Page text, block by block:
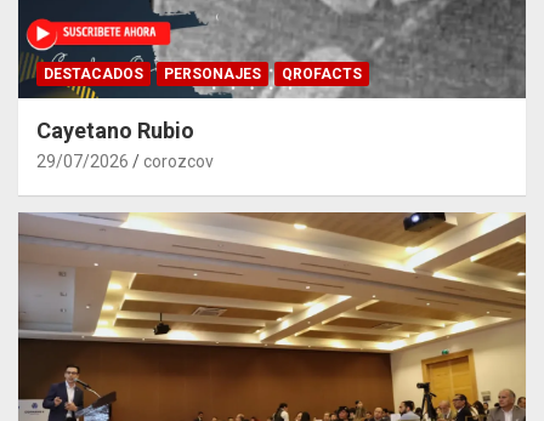
DESTACADOS PERSONAJES QROFACTS
Cayetano Rubio
29/07/2026 corozcov